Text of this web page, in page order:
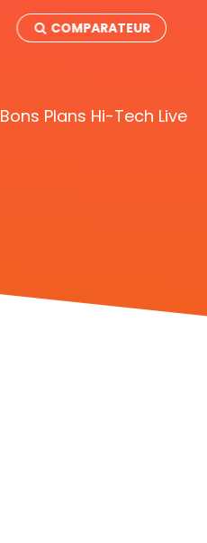
COMPARATEUR
Bons Plans Hi-Tech Live